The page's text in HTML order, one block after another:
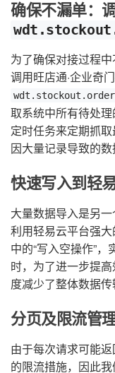
确保不漏单：
为了确保对接过程
调用旺店通·企业奇
取系统中所有待处
定时任务来定期抓
因大量记录导致的数
快速写入到轻
大量数据导入是另
利用轻易云平台强
中的“写入空操作”
时，为了进一步提
度减少了整体数据传
分页及限流管
由于每次请求可能
的限流措施，因此